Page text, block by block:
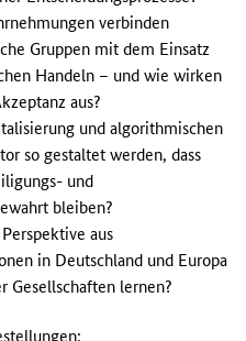
verbinden
Gruppen mit dem Einsatz
Handeln – und wie wirken
aus?
und algorithmischen
so gestaltet werden, dass
und
bleiben?
aus
in Deutschland und Europa
lernen?